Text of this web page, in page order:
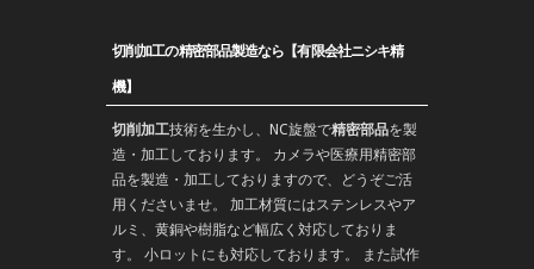
切削加工の精密部品製造なら【有限会社ニシキ精
機】
切削加工技術を生かし、 NC旋盤で精密部品を製
造 ・加工しております。 カメラや医療用精密部
品を製造・加工しておりますので、どうぞご活
用くださいませ。 加工材質にはステンレスやア
ルミ、黄銅や樹脂など幅広く対応しておりま
す。 小ロットにも対応しております。 また試作